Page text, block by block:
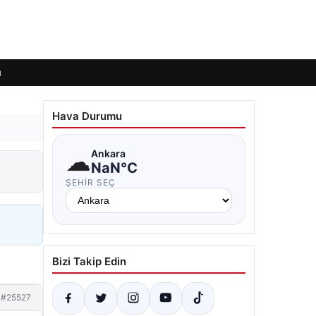
#25527
Hava Durumu
☁Ankara
NaN°C
ŞEHIR SEÇ
Bizi Takip Edin